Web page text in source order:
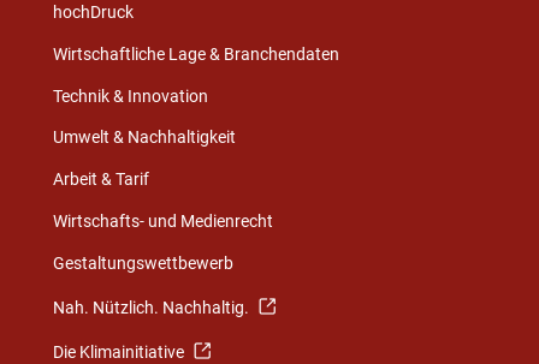
hochDruck
Wirtschaftliche Lage & Branchendaten
Technik & Innovation
Umwelt & Nachhaltigkeit
Arbeit & Tarif
Wirtschafts- und Medienrecht
Gestaltungswettbewerb
Nah. Nützlich. Nachhaltig.
Die Klimainitiative